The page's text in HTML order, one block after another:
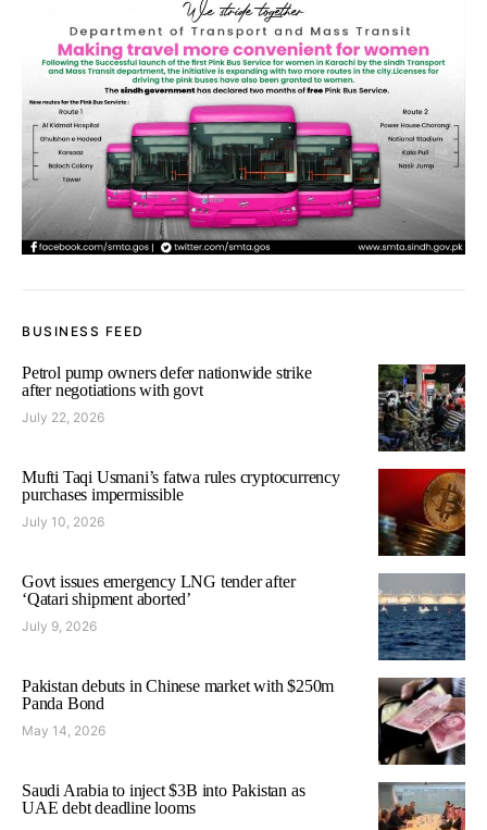
BUSINESS FEED
Petrol pump owners defer nationwide strike
after negotiations with govt
July 22, 2026
Mufti Taqi Usmani’s fatwa rules cryptocurrency
purchases impermissible
July 10, 2026
Govt issues emergency LNG tender after
‘Qatari shipment aborted’
July 9, 2026
Pakistan debuts in Chinese market with $250m
Panda Bond
May 14, 2026
Saudi Arabia to inject $3B into Pakistan as
UAE debt deadline looms